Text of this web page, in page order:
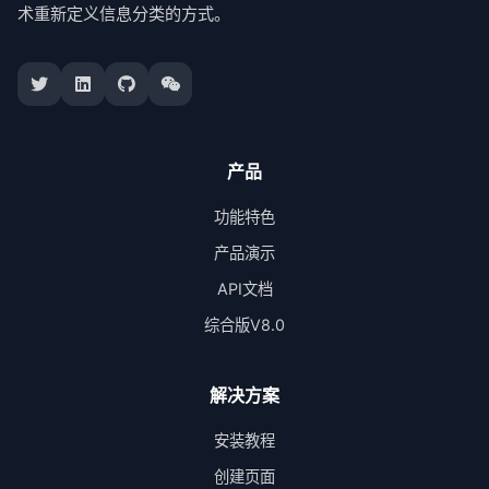
术重新定义信息分类的方式。
产品
功能特色
产品演示
API文档
综合版V8.0
解决方案
安装教程
创建页面